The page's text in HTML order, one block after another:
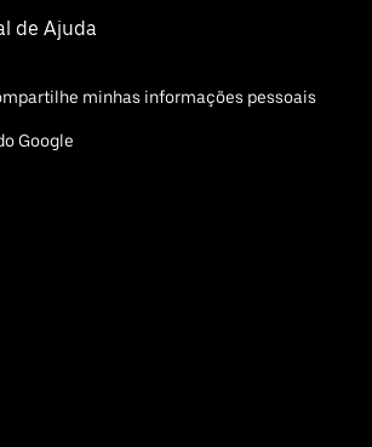
de Ajuda
minhas informações pessoais
Google